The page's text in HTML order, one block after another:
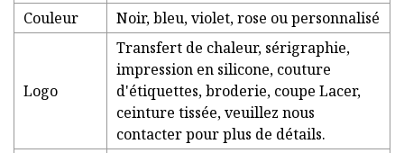
Couleur
Noir, bleu, violet, rose ou personnalisé
Logo
Transfert de chaleur, sérigraphie,
impression en silicone, couture
d'étiquettes, broderie, coupe Lacer,
ceinture tissée, veuillez nous
contacter pour plus de détails.